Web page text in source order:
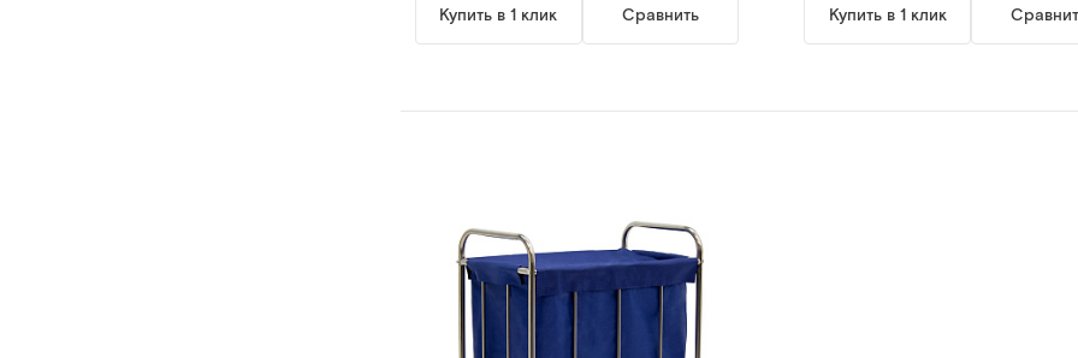
Купить в 1 клик Сравнить Купить в 1 клик